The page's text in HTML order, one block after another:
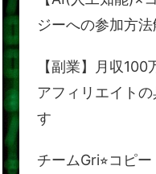
ジーへの参加方法
【副業】月収
アフィリエイト
す
チームGri⭐︎コピ